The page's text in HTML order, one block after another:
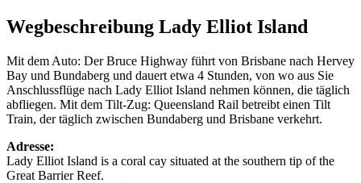
Wegbeschreibung Lady Elliot Island
Mit dem Auto: Der Bruce Highway führt von Brisbane nach Hervey
Bay und Bundaberg und dauert etwa 4 Stunden, von wo aus Sie
Anschlussflüge nach Lady Elliot Island nehmen können, die täglich
abfliegen. Mit dem Tilt-Zug: Queensland Rail betreibt einen Tilt
Train, der täglich zwischen Bundaberg und Brisbane verkehrt.
Adresse:
Lady Elliot Island is a coral cay situated at the southern tip of the
Great Barrier Reef.